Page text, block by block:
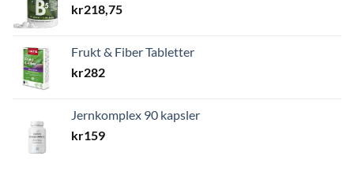
kr218,75
Frukt & Fiber Tabletter
kr282
Jernkomplex 90 kapsler
kr159